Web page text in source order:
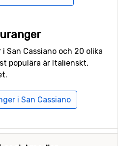
San Cassiano och 20 olika
populära är Italienskt,
i San Cassiano